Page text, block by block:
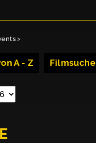
>
A - Z Filmsuche